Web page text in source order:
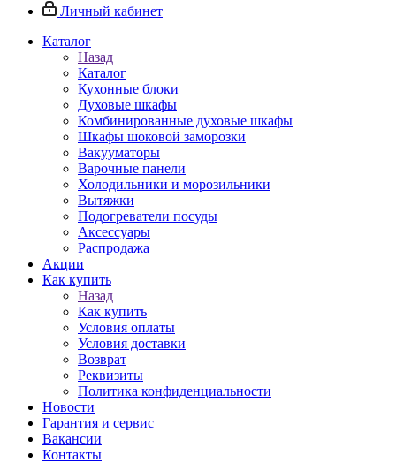
Личный кабинет
Каталог
Назад
Каталог
Кухонные блоки
Духовые шкафы
Комбинированные духовые шкафы
Шкафы шоковой заморозки
Вакууматоры
Варочные панели
Холодильники и морозильники
Вытяжки
Подогреватели посуды
Аксессуары
Распродажа
Акции
Как купить
Назад
Как купить
Условия оплаты
Условия доставки
Возврат
Реквизиты
Политика конфиденциальности
Новости
Гарантия и сервис
Вакансии
Контакты